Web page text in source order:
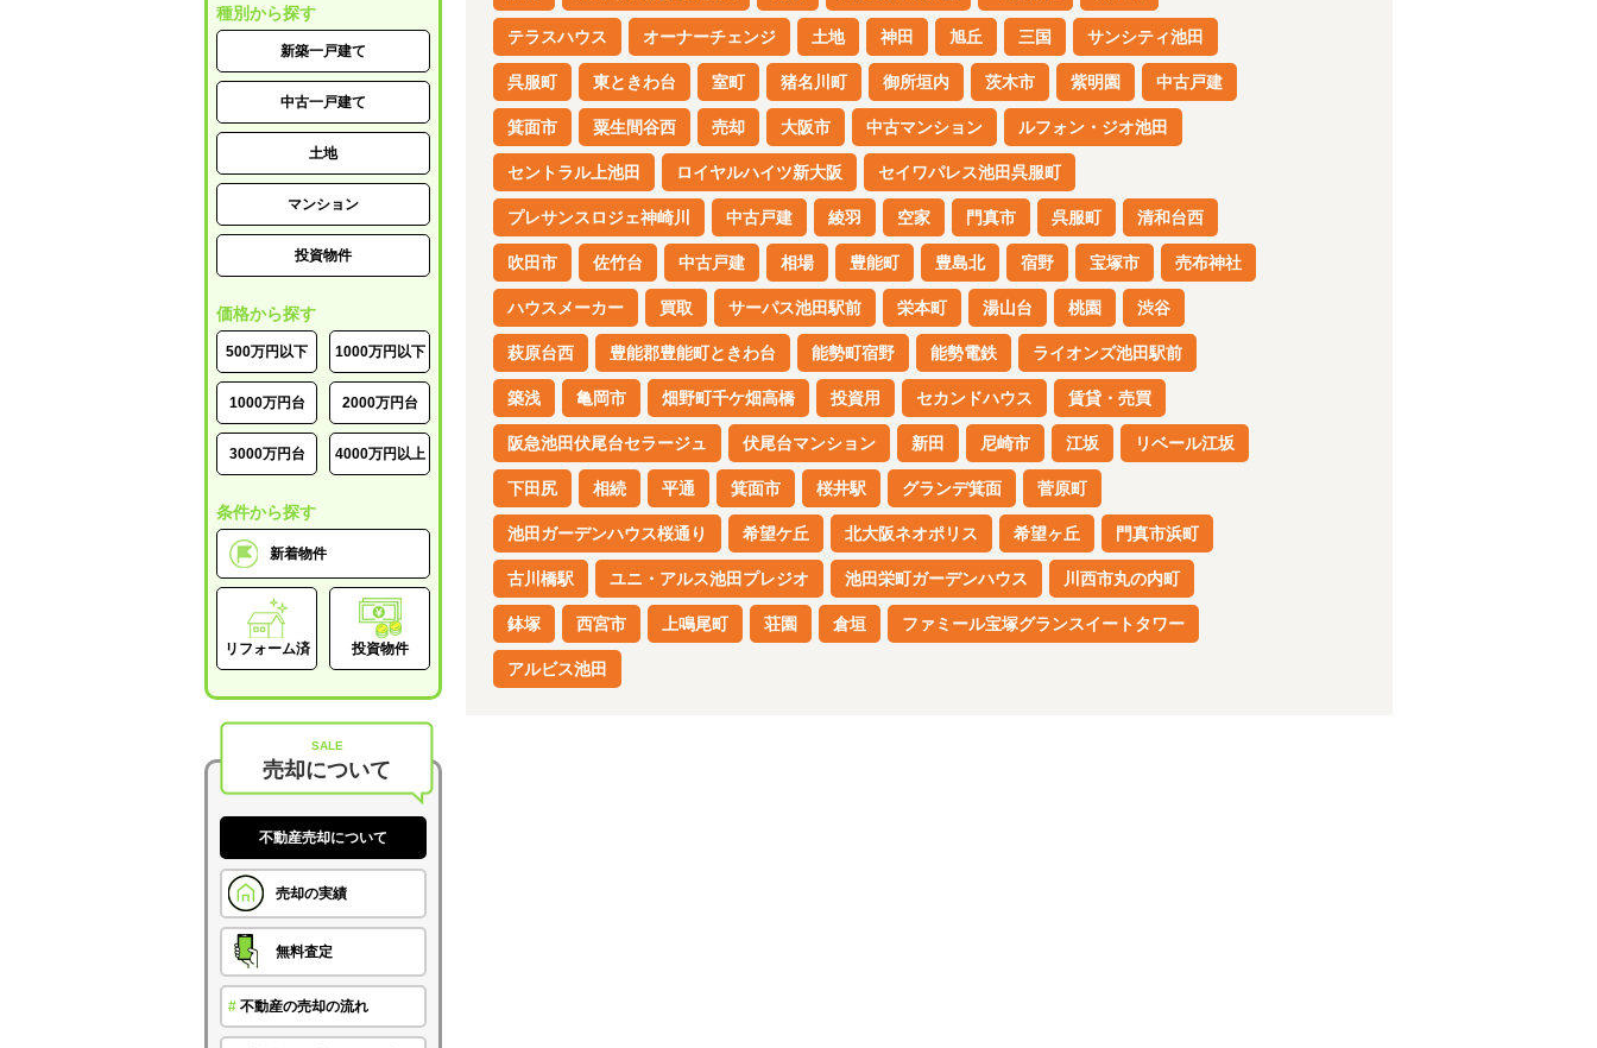
テラスハウス オーナーチェンジ 土地 神田 旭丘 三国 サンシティ池田
呉服町 東ときわ台 室町 猪名川町 御所垣内 茨木市 紫明園 中古戸建
箕面市 粟生間谷西 売却 大阪市 中古マンション ルフォン・ジオ池田
セントラル上池田 ロイヤルハイツ新大阪 セイワパレス池田呉服町
プレサンスロジェ神崎川 中古戸建 綾羽 空家 門真市 呉服町 清和台西
吹田市 佐竹台 中古戸建 相場 豊能町 豊島北 宿野 宝塚市 売布神社
ハウスメーカー 買取 サーパス池田駅前 栄本町 湯山台 桃園 渋谷
萩原台西 豊能郡豊能町ときわ台 能勢町宿野 能勢電鉄 ライオンズ池田駅前
築浅 亀岡市 畑野町千ケ畑高橋 投資用 セカンドハウス 賃貸・売買
阪急池田伏尾台セラージュ 伏尾台マンション 新田 尼崎市 江坂 リベール江坂
下田尻 相続 平通 箕面市 桜井駅 グランデ箕面 菅原町
池田ガーデンハウス桜通り 希望ケ丘 北大阪ネオポリス 希望ヶ丘 門真市浜町
古川橋駅 ユニ・アルス池田プレジオ 池田栄町ガーデンハウス 川西市丸の内町
鉢塚 西宮市 上鳴尾町 荘園 倉垣 ファミール宝塚グランスイートタワー
アルビス池田
種別から探す
新築一戸建て
中古一戸建て
土地
マンション
投資物件
価格から探す
500万円以下 1000万円以下
1000万円台 2000万円台
3000万円台 4000万円以上
条件から探す
新着物件
リフォーム済 投資物件
SALE
売却について
不動産売却について
売却の実績
無料査定
# 不動産の売却の流れ